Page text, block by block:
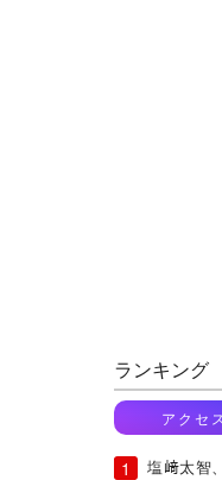
ランキング
アクセ
塩﨑太智